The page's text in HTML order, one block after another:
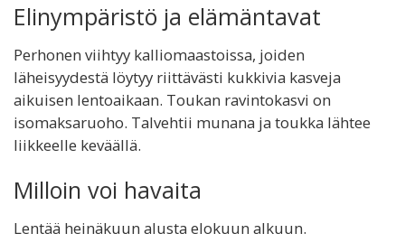
Elinympäristö ja elämäntavat
Perhonen viihtyy kalliomaastoissa, joiden
läheisyydestä löytyy riittävästi kukkivia kasveja
aikuisen lentoaikaan. Toukan ravintokasvi on
isomaksaruoho. Talvehtii munana ja toukka lähtee
liikkeelle keväällä.
Milloin voi havaita
Lentää heinäkuun alusta elokuun alkuun.